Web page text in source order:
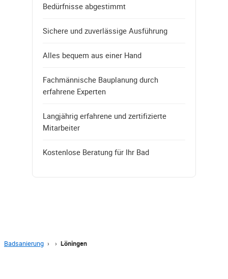
Bedürfnisse abgestimmt
Sichere und zuverlässige Ausführung
Alles bequem aus einer Hand
Fachmännische Bauplanung durch
erfahrene Experten
Langjährig erfahrene und zertifizierte
Mitarbeiter
Kostenlose Beratung für Ihr Bad
Badsanierung › › Löningen